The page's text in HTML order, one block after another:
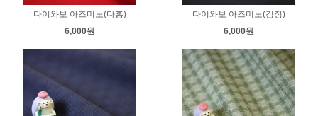
다이와보 아즈미노(다홍)
6,000원
다이와보 아즈미노(검정)
6,000원